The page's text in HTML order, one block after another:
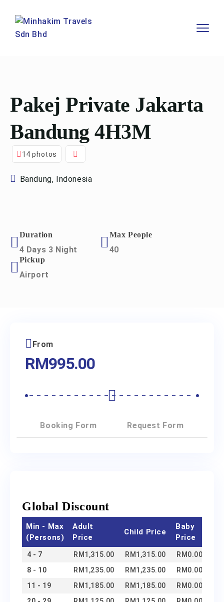
Pakej Private Jakarta
Bandung 4H3M
14 photos
Bandung, Indonesia
Duration
4 Days 3 Night
Max People
40
Pickup
Airport
From
RM995.00
Booking Form Request Form
Global Discount
Min - Max
(Persons)
Adult
Price
Child Price
Baby
Price
4 - 7 RM1,315.00 RM1,315.00 RM0.00
8 - 10
RM1,235.00 RM1,235.00 RM0.00
11 - 19
RM1,185.00 RM1,185.00 RM0.00